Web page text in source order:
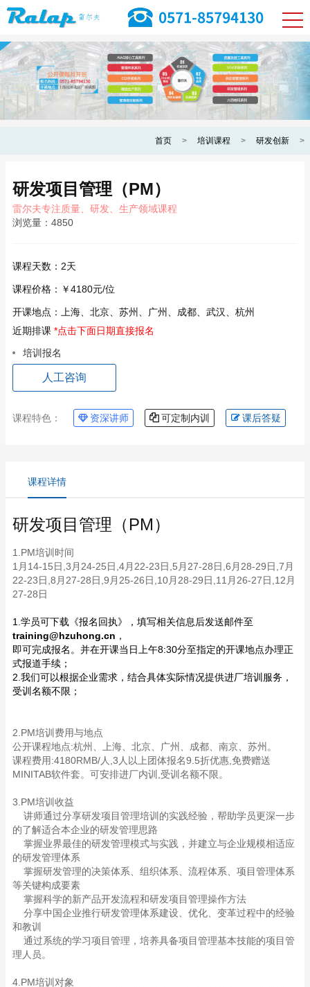
首页 > 培训课程 > 研发创新 >
研发项目管理（PM）
雷尔夫专注质量、研发、生产领域课程
浏览量： 4850
课程天数： 2天
课程价格： ￥4180元/位
开课地点：
上海、北京、苏州、广州、成都、武汉、杭州
近期排课 *点击下面日期直接报名
培训报名
人工咨询
课程特色： 资深讲师 可定制内训 课后答疑
课程详情
研发项目管理（PM）
1.PM培训时间
1月14-15日,3月24-25日,4月22-23日,5月27-28日,6月28-29日,7月
22-23日,8月27-28日,9月25-26日,10月28-29日,11月26-27日,12月
27-28日
1.学员可下载《报名回执》，填写相关信息后发送邮件至
training@hzuhong.cn ，
即可完成报名。并在开课当日上午8:30分至指定的开课地点办理正
式报道手续；
2.我们可以根据企业需求，结合具体实际情况提供进厂培训服务，
受训名额不限；
2.PM培训费用与地点
公开课程地点:杭州、上海、北京、广州、成都、南京、苏州。
课程费用:4180RMB/人,3人以上团体报名9.5折优惠,免费赠送
MINITAB软件套。可安排进厂内训,受训名额不限。
3.PM培训收益
讲师通过分享研发项目管理培训的实践经验，帮助学员更深一步
的了解适合本企业的研发管理思路
掌握业界最佳的研发管理模式与实践，并建立与企业规模相适应
的研发管理体系
掌握研发管理的决策体系、组织体系、流程体系、项目管理体系
等关键构成要素
掌握科学的新产品开发流程和研发项目管理操作方法
分享中国企业推行研发管理体系建设、优化、变革过程中的经验
和教训
通过系统的学习项目管理，培养具备项目管理基本技能的项目管
理人员。
4.PM培训对象